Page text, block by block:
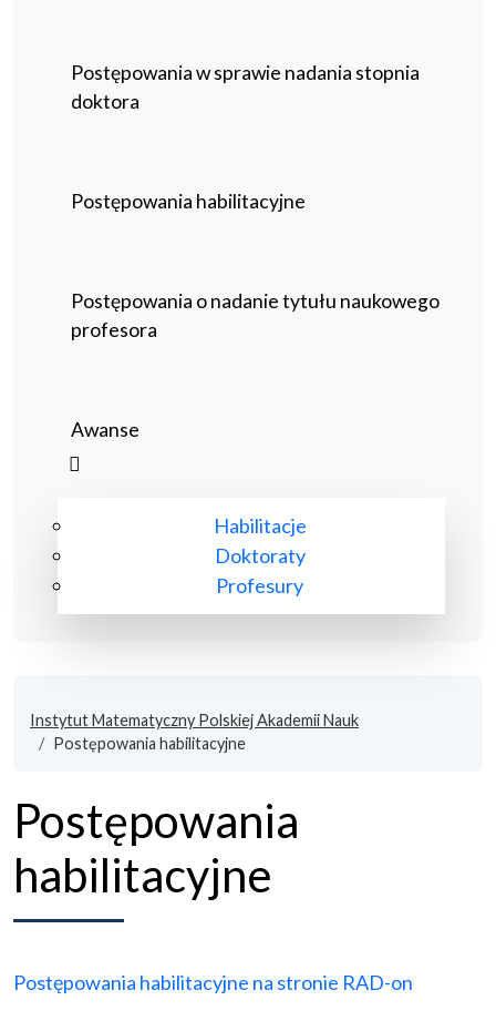
Postępowania w sprawie nadania stopnia
doktora
Postępowania habilitacyjne
Postępowania o nadanie tytułu naukowego
profesora
Awanse
Habilitacje
Doktoraty
Profesury
Instytut Matematyczny Polskiej Akademii Nauk
Postępowania habilitacyjne
Postępowania
habilitacyjne
Postępowania habilitacyjne na stronie RAD-on